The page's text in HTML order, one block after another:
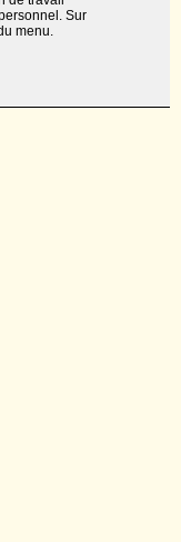
Sur
menu.